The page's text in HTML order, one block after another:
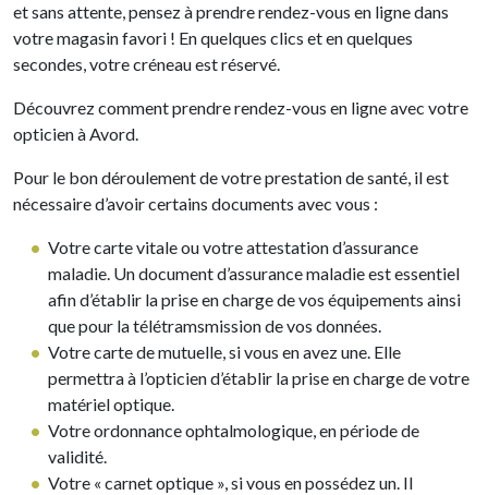
et sans attente, pensez à prendre rendez-vous en ligne dans
votre magasin favori ! En quelques clics et en quelques
secondes, votre créneau est réservé.
Découvrez comment prendre rendez-vous en ligne avec votre
opticien à Avord.
Pour le bon déroulement de votre prestation de santé, il est
nécessaire d’avoir certains documents avec vous :
Votre carte vitale ou votre attestation d’assurance
maladie. Un document d’assurance maladie est essentiel
afin d’établir la prise en charge de vos équipements ainsi
que pour la télétramsmission de vos données.
Votre carte de mutuelle, si vous en avez une. Elle
permettra à l’opticien d’établir la prise en charge de votre
matériel optique.
Votre ordonnance ophtalmologique, en période de
validité.
Votre « carnet optique », si vous en possédez un. Il